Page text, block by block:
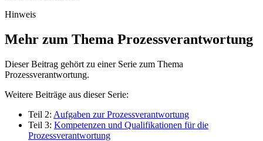
Hinweis
Mehr zum Thema Prozessverantwortung
Dieser Beitrag gehört zu einer Serie zum Thema
Prozessverantwortung.
Weitere Beiträge aus dieser Serie:
Teil 2: Aufgaben zur Prozessverantwortung
Teil 3: Kompetenzen und Qualifikationen für die
Prozessverantwortung